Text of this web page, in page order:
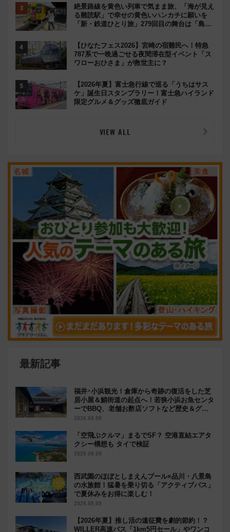
絶景路線を黄色い列車で気まま旅、「海が見え
る難読駅」で幸せの黄色いハンカチに願いを
「新・鉄道ひとり旅」279回目の舞台は「島原
【ひなたフェス2026】宮崎の宿難民へ！特急
787系で一晩過ごせる夜間滞在型イベント「ス
ワローおひさま」が救世主に？
【2026年夏】富士急行線で巡る「うちはサス
ケ」誕生日スタンプラリー！富士急ハイランド
限定グルメ＆グッズ徹底ガイド
VIEW ALL
最新記事
福井･小浜観光！倉庫から奇跡の復活をした芝
居小屋＆鯖街道の起点へ！若狭小浜お魚センタ
ーでBBQ、老舗お酢店ソフトなど歴史＆グル
メ散歩
2026.08.09
「空飛ぶクルマ」まるでSF？ 空港直結エアタ
クシー構想も タイで検証
2026.08.09
西武園のほぼとしまえんプール×品川・八景島
の水族館！猛暑を乗り切る「アクティブパス」
で夏休みをお得に楽しむ！
2026.08.09
【2026年夏】推し活の遠征費を劇的節約！？
WILLER高速バス「1km5円セール」やワンコ